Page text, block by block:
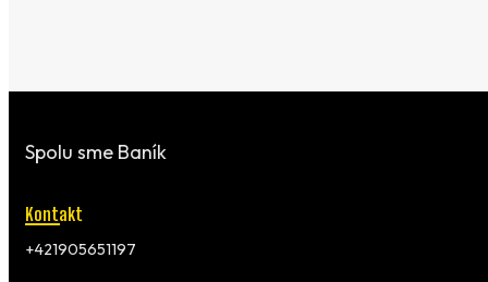
Spolu sme Baník
Kontakt
+421905651197